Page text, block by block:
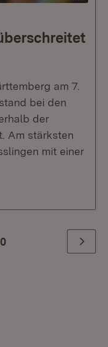
am 7.
bei den
der
Am stärksten
mit einer
letzte Seite Weiter